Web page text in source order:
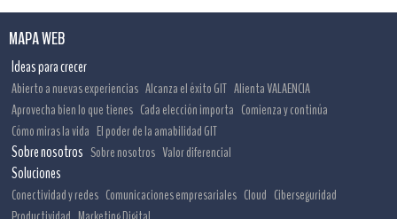
MAPA WEB
Ideas para crecer
Abierto a nuevas experiencias Alcanza el éxito GIT Alienta VALAENCIA
Aprovecha bien lo que tienes Cada elección importa Comienza y continúa
Cómo miras la vida El poder de la amabilidad GIT
Sobre nosotros Sobre nosotros Valor diferencial
Soluciones
Conectividad y redes Comunicaciones empresariales Cloud Ciberseguridad